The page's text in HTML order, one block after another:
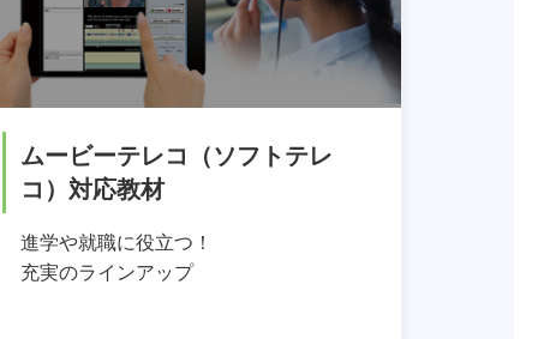
ムービーテレコ（ソフトテレ
コ）対応教材
進学や就職に役立つ！
充実のラインアップ